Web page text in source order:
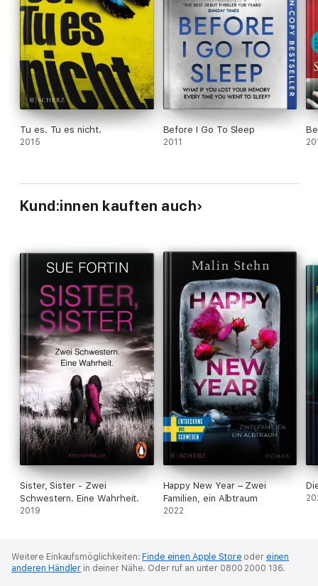
Tu es. Tu es nicht.
2015
Before I Go To Sleep
2011
Kund:innen kauften auch
Sister, Sister - Zwei
Schwestern. Eine Wahrheit.
2019
Happy New Year – Zwei
Familien, ein Albtraum
2022
Weitere Einkaufsmöglichkeiten: Finde einen Apple Store oder einen
anderen Händler in deiner Nähe. Oder ruf an unter 0800 2000 136.